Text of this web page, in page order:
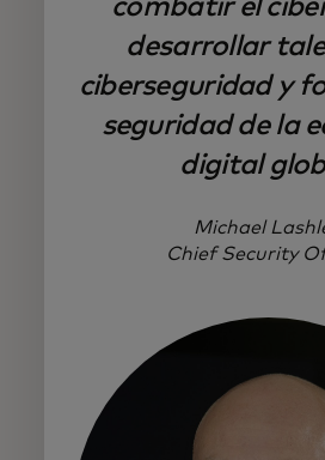
combatir el
desarrollar
ciberseguridad y
seguridad de la
digital
Michael
Chief Security